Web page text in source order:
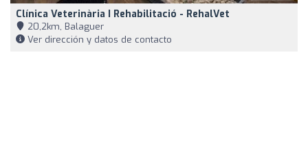
Clínica Veterinària I Rehabilitació - RehalVet
20,2km, Balaguer
Ver dirección y datos de contacto